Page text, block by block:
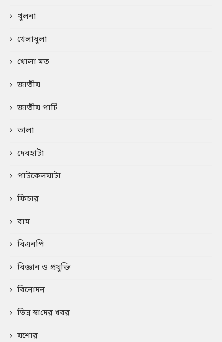
খুলনা
খেলাধুলা
খোলা মত
জাতীয়
জাতীয় পার্টি
তালা
দেবহাটা
পাটকেলঘাটা
ফিচার
বাম
বিএনপি
বিজ্ঞান ও প্রযুক্তি
বিনোদন
ভিন্ন স্বা‌দের খবর
যশোর